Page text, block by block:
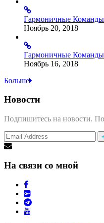
Гармоничные Команды
Ноябрь 20, 2018
Гармоничные Команды
Ноябрь 16, 2018
Больше
Новости
Подпишитесь на новости.
На связи со мной